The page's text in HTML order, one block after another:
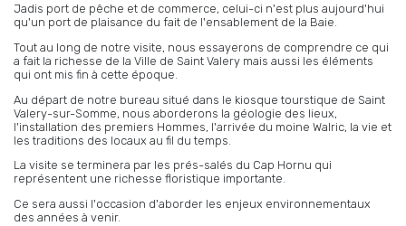
Jadis port de pêche et de commerce, celui-ci n'est plus aujourd'hui
qu'un port de plaisance du fait de l'ensablement de la Baie.
Tout au long de notre visite, nous essayerons de comprendre ce qui
a fait la richesse de la Ville de Saint Valery mais aussi les éléments
qui ont mis fin à cette époque.
Au départ de notre bureau situé dans le kiosque tourstique de Saint
Valery-sur-Somme, nous aborderons la géologie des lieux,
l'installation des premiers Hommes, l'arrivée du moine Walric, la vie et
les traditions des locaux au fil du temps.
La visite se terminera par les prés-salés du Cap Hornu qui
représentent une richesse floristique importante.
Ce sera aussi l'occasion d'aborder les enjeux environnementaux
des années à venir.